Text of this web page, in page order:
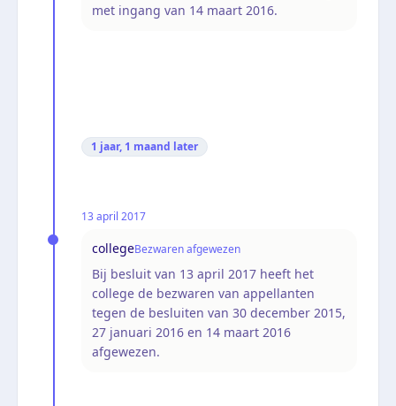
met ingang van 14 maart 2016.
1 jaar, 1 maand later
13 april 2017
collegeBezwaren afgewezen
Bij besluit van 13 april 2017 heeft het
college de bezwaren van appellanten
tegen de besluiten van 30 december 2015,
27 januari 2016 en 14 maart 2016
afgewezen.